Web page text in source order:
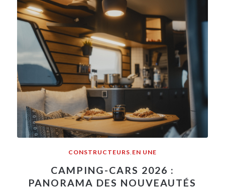
CONSTRUCTEURS EN UNE
CAMPING-CARS 2026 :
PANORAMA DES NOUVEAUTÉS